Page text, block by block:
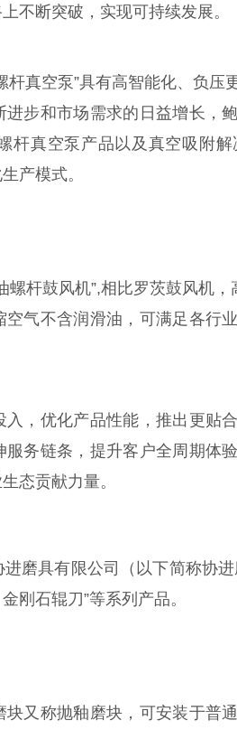
不断突破，实现可持续发展。
真空泵”具有高智能化、负
步和市场需求的日益增长，
杆真空泵产品以及真空吸附
产模式。
杆鼓风机”,相比罗茨鼓风机
气不含润滑油，可满足各行
，优化产品性能，推出更贴
务链条，提升客户全周期体
态贡献力量。
磨具有限公司（以下简称协
刚石辊刀”等系列产品。
又称抛釉磨块，可安装于普